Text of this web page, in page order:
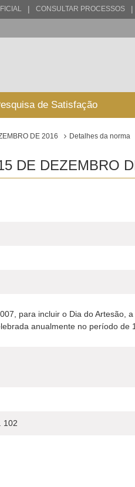
| CONSULTAR PROCESSOS |
de Satisfação
DE 2016 Detalhes da norma
DE DEZEMBRO
para incluir o Dia do Artesão,
anualmente no período de
102